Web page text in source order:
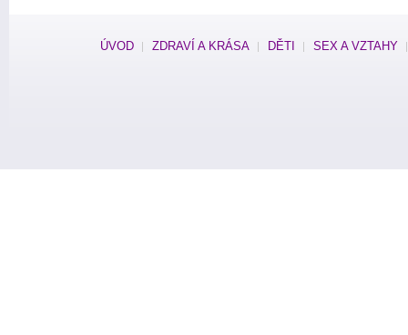
ÚVOD ZDRAVÍ A KRÁSA DĚTI SEX A VZTAHY